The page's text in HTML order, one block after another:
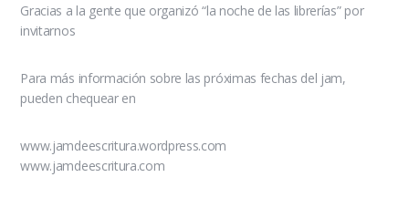
Gracias a la gente que organizó “la noche de las librerías” por
invitarnos
Para más información sobre las próximas fechas del jam,
pueden chequear en
www.jamdeescritura.wordpress.com
www.jamdeescritura.com